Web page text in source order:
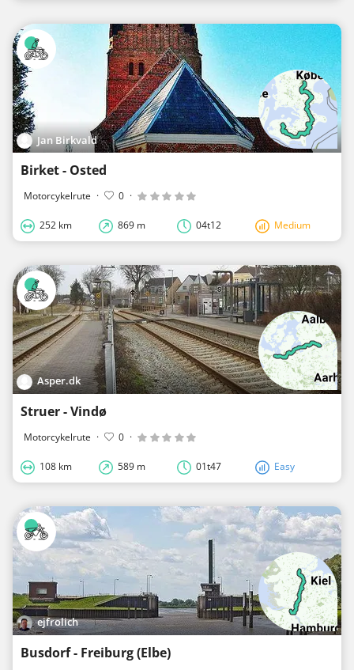
Jan Birkvald
Birket - Osted
Motorcykelrute · 0 ·
252 km 869 m 04t12 Medium
Asper.dk
Struer - Vindø
Motorcykelrute · 0 ·
108 km 589 m 01t47 Easy
ejfrolich
Busdorf - Freiburg (Elbe)